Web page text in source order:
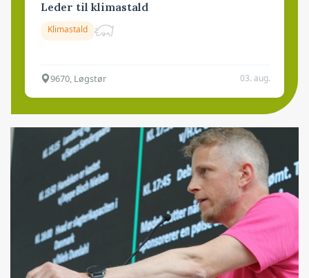
Leder til klimastald
Klimastald
9670, Løgstør 03. aug.